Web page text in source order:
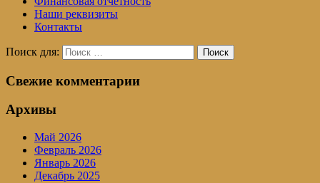
Наши реквизиты
Контакты
Поиск для: Поиск
Свежие комментарии
Архивы
Май 2026
Февраль 2026
Январь 2026
Декабрь 2025